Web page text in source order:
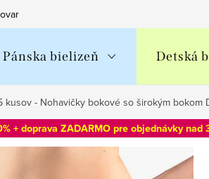
Pánska bielizeň Detská
- Nohavičky bokové so širokým bokom
+ doprava ZADARMO pre objednávky nad